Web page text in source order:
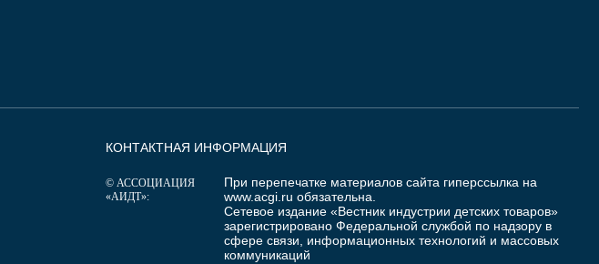
КОНТАКТНАЯ ИНФОРМАЦИЯ
© АССОЦИАЦИЯ
«АИДТ»:
При перепечатке материалов сайта гиперссылка на
www.acgi.ru обязательна.
Сетевое издание «Вестник индустрии детских товаров»
зарегистрировано Федеральной службой по надзору в
сфере связи, информационных технологий и массовых
коммуникаций